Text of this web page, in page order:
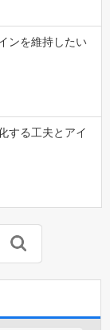
ンを維持したい
する工夫とアイ